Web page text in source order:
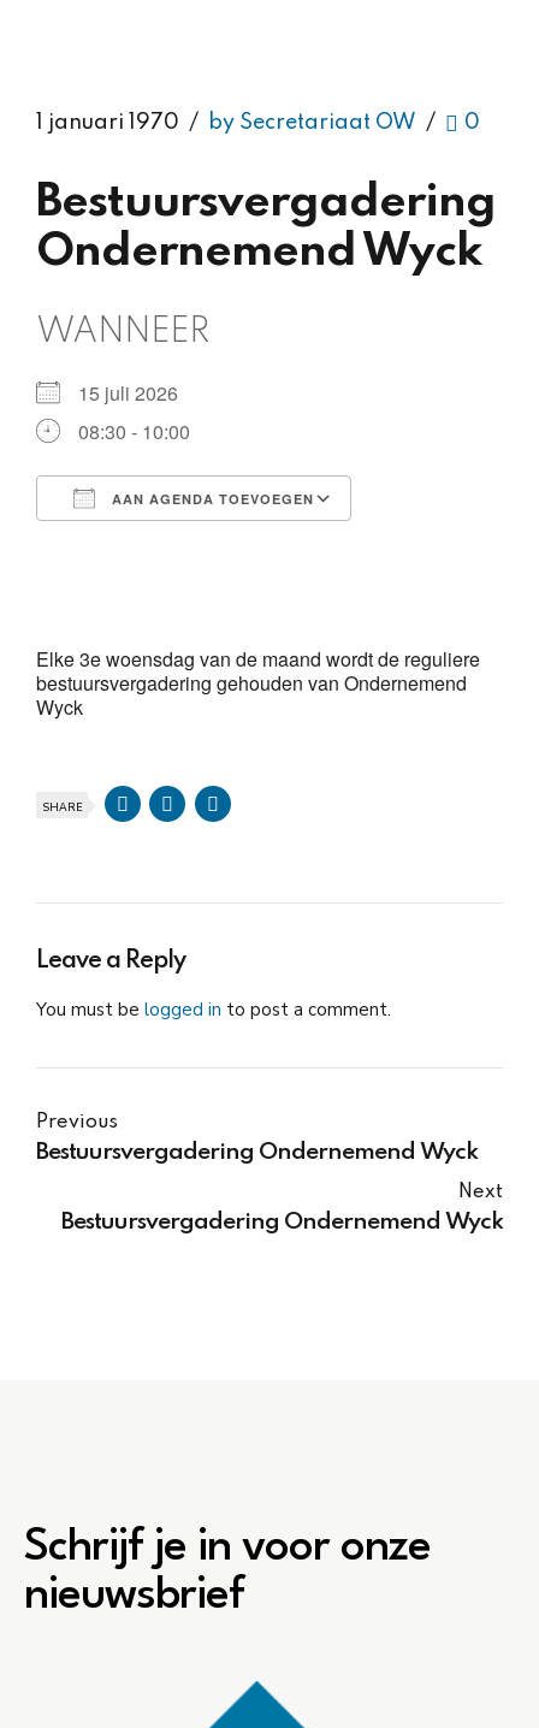
1 januari 1970 by Secretariaat OW 0
Bestuursvergadering
Ondernemend Wyck
WANNEER
15 juli 2026
08:30 - 10:00
AAN AGENDA TOEVOEGEN
Elke 3e woensdag van de maand wordt de reguliere
bestuursvergadering gehouden van Ondernemend
Wyck
SHARE
Leave a Reply
You must be logged in to post a comment.
Previous
Bestuursvergadering Ondernemend Wyck
Next
Bestuursvergadering Ondernemend Wyck
Schrijf je in voor onze
nieuwsbrief